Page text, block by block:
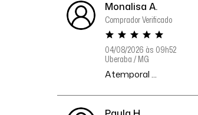
Monalisa A.
Comprador Verificado
04/08/2026 às 09h52
Uberaba / MG
Atemporal ...